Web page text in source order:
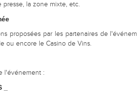
la zone mixte, etc.
proposées par les partenaires de
ou encore le Casino de Vins.
l'événement :